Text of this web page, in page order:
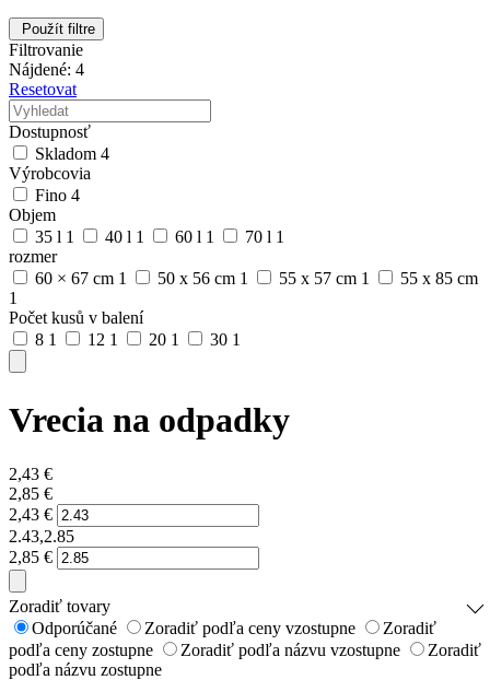
Použít filtre
Filtrovanie
Nájdené: 4
Resetovat
Dostupnosť
Skladom 4
Výrobcovia
Fino 4
Objem
35 l 1 40 l 1 60 l 1 70 l 1
rozmer
60 × 67 cm 1 50 x 56 cm 1 55 x 57 cm 1
55 x 85 cm
1
Počet kusů v balení
8 1 12 1 20 1 30 1
Vrecia na odpadky
2,43 €
2,85 €
2,43 €
2.43,2.85
2,85 €
Zoradiť tovary
Odporúčané
Zoradiť podľa ceny vzostupne
Zoradiť
podľa ceny zostupne
Zoradiť podľa názvu vzostupne
Zoradiť
podľa názvu zostupne